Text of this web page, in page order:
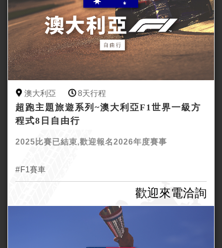
澳大利亞 8天行程
超跑主題旅遊系列~澳大利亞F1世界一級方
程式8日自由行
2025比賽已結束,歡迎報名2026年度賽事
F1賽車
歡迎來電洽詢